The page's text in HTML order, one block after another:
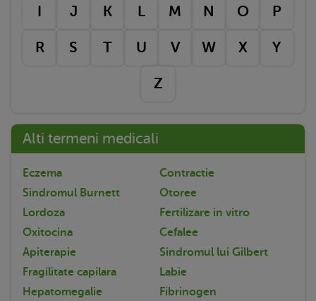
I J K L M N O P
R S T U V W X Y
Z
Alti termeni medicali
Eczema
Contractie
Sindromul Burnett
Otoree
Lordoza
Fertilizare in vitro
Oxitocina
Cefalee
Apiterapie
Sindromul lui Gilbert
Fragilitate capilara
Labie
Hepatomegalie
Fibrinogen